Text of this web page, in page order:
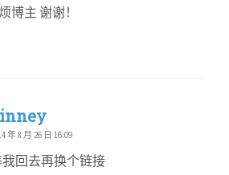
博主 谢谢！
年 8 月 26 日 16:09
回去再换个链接